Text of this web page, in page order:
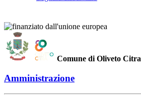
Comune di Oliveto Citra
Amministrazione